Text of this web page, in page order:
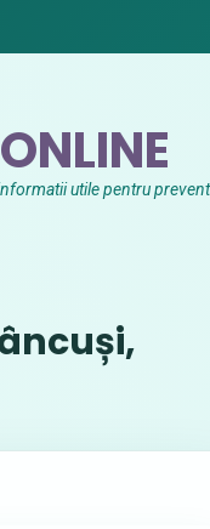
utile pentru